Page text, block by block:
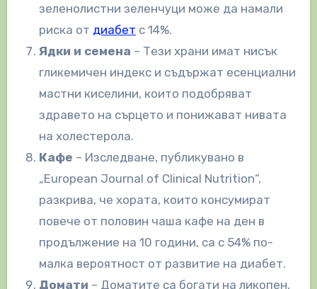
зеленолистни зеленчуци може да намали
риска от диабет с 14%.
Ядки и семена – Тези храни имат нисък
гликемичен индекс и съдържат есенциални
мастни киселини, които подобряват
здравето на сърцето и понижават нивата
на холестерола.
Кафе – Изследване, публикувано в
„European Journal of Clinical Nutrition“,
разкрива, че хората, които консумират
повече от половин чаша кафе на ден в
продължение на 10 години, са с 54% по-
малка вероятност от развитие на диабет.
Домати – Доматите са богати на ликопен,